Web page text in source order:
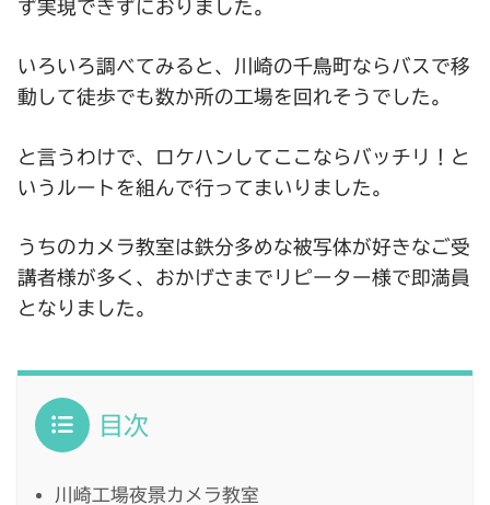
ず実現できずにおりました。
いろいろ調べてみると、川崎の千鳥町ならバスで移
動して徒歩でも数か所の工場を回れそうでした。
と言うわけで、ロケハンしてここならバッチリ！と
いうルートを組んで行ってまいりました。
うちのカメラ教室は鉄分多めな被写体が好きなご受
講者様が多く、おかげさまでリピーター様で即満員
となりました。
目次
川崎工場夜景カメラ教室